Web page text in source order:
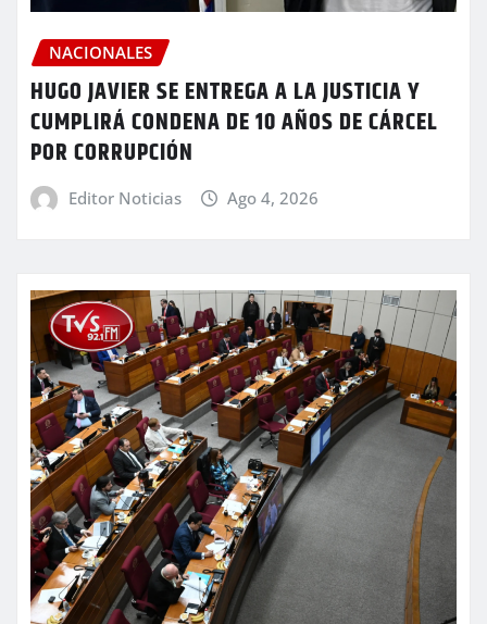
NACIONALES
HUGO JAVIER SE ENTREGA A LA JUSTICIA Y
CUMPLIRÁ CONDENA DE 10 AÑOS DE CÁRCEL
POR CORRUPCIÓN
Editor Noticias Ago 4, 2026